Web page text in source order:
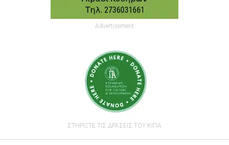
Advertisement
ΣΤΗΡΙΞΤΕ ΤΙΣ ΔΡΑΣΕΙΣ ΤΟΥ ΚΙΠΑ